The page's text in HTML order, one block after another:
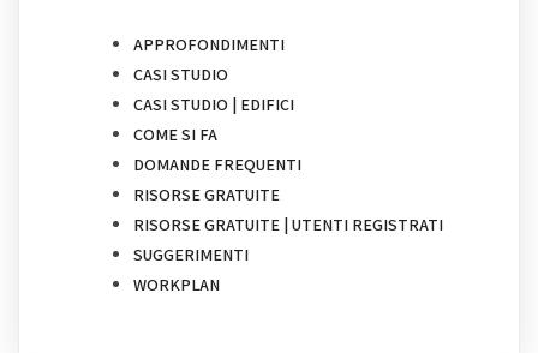
APPROFONDIMENTI
CASI STUDIO
CASI STUDIO | EDIFICI
COME SI FA
DOMANDE FREQUENTI
RISORSE GRATUITE
RISORSE GRATUITE | UTENTI REGISTRATI
SUGGERIMENTI
WORKPLAN